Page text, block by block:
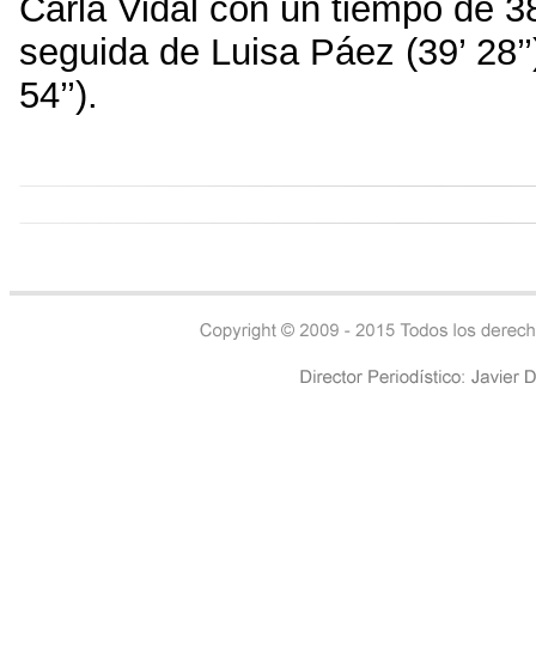
Carla Vidal con un tiempo de
seguida de Luisa Páez (39’
54’’).